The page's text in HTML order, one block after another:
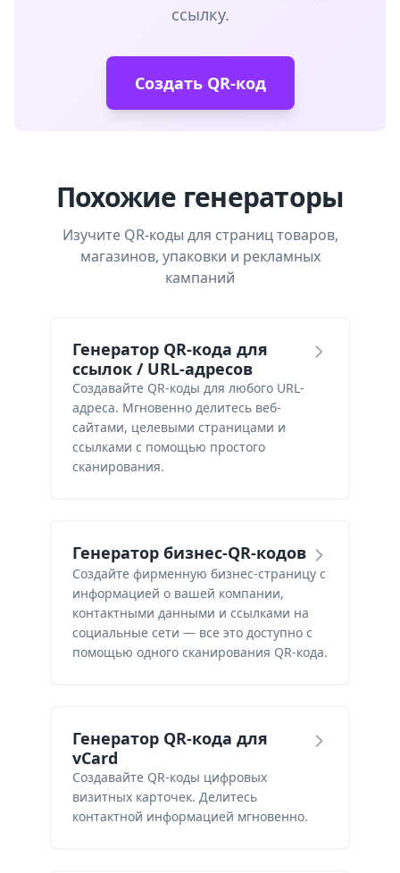
ссылку.
Создать QR-код
Похожие генераторы
Изучите QR-коды для страниц товаров,
магазинов, упаковки и рекламных
кампаний
Генератор QR-кода для
ссылок / URL-адресов
Создавайте QR-коды для любого URL-
адреса. Мгновенно делитесь веб-
сайтами, целевыми страницами и
ссылками с помощью простого
сканирования.
Генератор бизнес-QR-кодов
Создайте фирменную бизнес-страницу с
информацией о вашей компании,
контактными данными и ссылками на
социальные сети — все это доступно с
помощью одного сканирования QR-кода.
Генератор QR-кода для
vCard
Создавайте QR-коды цифровых
визитных карточек. Делитесь
контактной информацией мгновенно.